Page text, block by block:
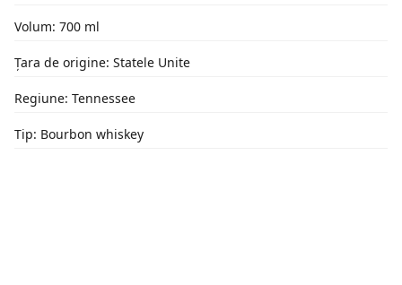
Volum: 700 ml
Țara de origine: Statele Unite
Regiune: Tennessee
Tip: Bourbon whiskey